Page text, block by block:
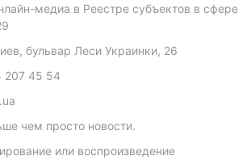
медиа в Реестре субъектов в сфере
бульвар Леси Украинки, 26
207 45 54
чем просто новости.
или воспроизведение